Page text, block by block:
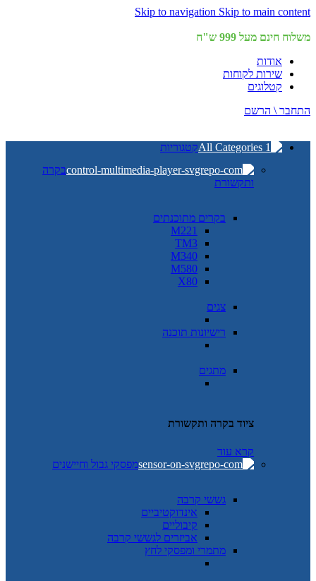
Skip to navigation Skip to main content
משלוח חינם מעל 999 ש"ח
אודות
שירות לקוחות
קטלוגים
התחבר \ הרשם
קטגוריות
בקרה
ותקשורת
בקרים מתוכנתים
M221
TM3
M340
M580
X80
צגים
רישיונות תוכנה
מתגים
ציוד בקרה ותקשורת
קרא עוד
מפסקי גבול וחיישנים
גששי קרבה
אינדוקטיביים
קיבוליים
אביזרים לגששי קרבה
מתמרי ומפסקי לחץ